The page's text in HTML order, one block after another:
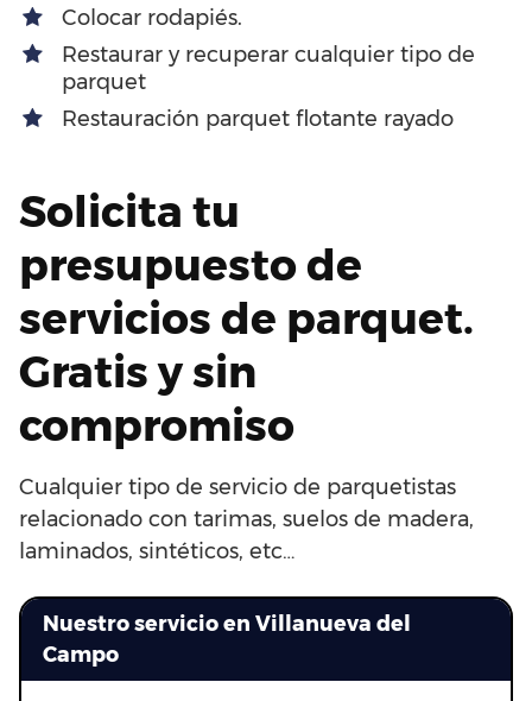
Colocar rodapiés.
Restaurar y recuperar cualquier tipo de
parquet
Restauración parquet flotante rayado
Solicita tu
presupuesto de
servicios de parquet.
Gratis y sin
compromiso
Cualquier tipo de servicio de parquetistas
relacionado con tarimas, suelos de madera,
laminados, sintéticos, etc…
Nuestro servicio en Villanueva del
Campo